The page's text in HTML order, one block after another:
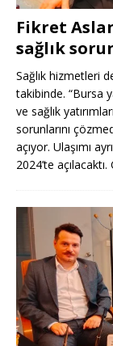
Fikret
sağlık
Sağlık hizmetleri
takibinde. “Bursa
ve sağlık
sorunlarını
açıyor. Ulaşımı
2024’te